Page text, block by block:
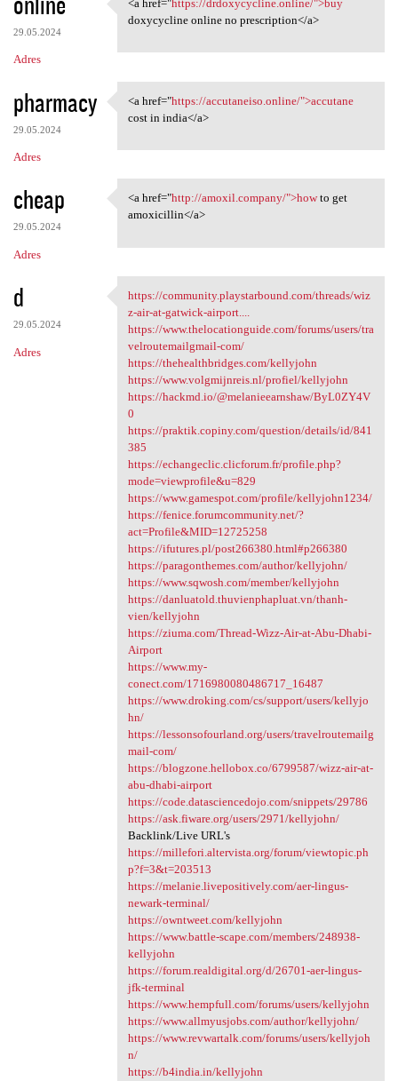
29.05.2024
Adres
<a href="https:/
<a href="https://drdoxycycline.online/">buy
doxycycline online no prescription</a>
pharmacy
29.05.2024
Adres
<a href="https://accutaneiso
<a href="https://accutaneiso.online/">accutane
cost in india</a>
cheap
29.05.2024
Adres
<a href="http://amoxil
<a href="http://amoxil.company/">howto get
amoxicillin</a>
d
29.05.2024
Adres
https://community
https://community.playstarbound.com/threads/wiz
z-air-at-gatwick-airport....
https://www.thelocationguide.com/forums/users/tra
velroutemailgmail-com/
https://thehealthbridges.com/kellyjohn
https://www.volgmijnreis.nl/profiel/kellyjohn
https://hackmd.io/@melanieearnshaw/ByL0ZY4V
0
https://praktik.copiny.com/question/details/id/841
385
https://echangeclic.clicforum.fr/profile.php?
mode=viewprofile&u=829
https://www.gamespot.com/profile/kellyjohn1234/
https://fenice.forumcommunity.net/?
act=Profile&MID=12725258
https://ifutures.pl/post266380.html#p266380
https://paragonthemes.com/author/kellyjohn/
https://www.sqwosh.com/member/kellyjohn
https://danluatold.thuvienphapluat.vn/thanh-
vien/kellyjohn
https://ziuma.com/Thread-Wizz-Air-at-Abu-Dhabi-
Airport
https://www.my-
conect.com/1716980080486717_16487
https://www.droking.com/cs/support/users/kellyjo
hn/
https://lessonsofourland.org/users/travelroutemailg
mail-com/
https://blogzone.hellobox.co/6799587/wizz-air-at-
abu-dhabi-airport
https://code.datasciencedojo.com/snippets/29786
https://ask.fiware.org/users/2971/kellyjohn/
Backlink/Live URL's
https://millefori.altervista.org/forum/viewtopic.ph
p?f=3&t=203513
https://melanie.livepositively.com/aer-lingus-
newark-terminal/
https://owntweet.com/kellyjohn
https://www.battle-scape.com/members/248938-
kellyjohn
https://forum.realdigital.org/d/26701-aer-lingus-
jfk-terminal
https://www.hempfull.com/forums/users/kellyjohn
https://www.allmyusjobs.com/author/kellyjohn/
https://www.revwartalk.com/forums/users/kellyjoh
n/
https://b4india.in/kellyjohn